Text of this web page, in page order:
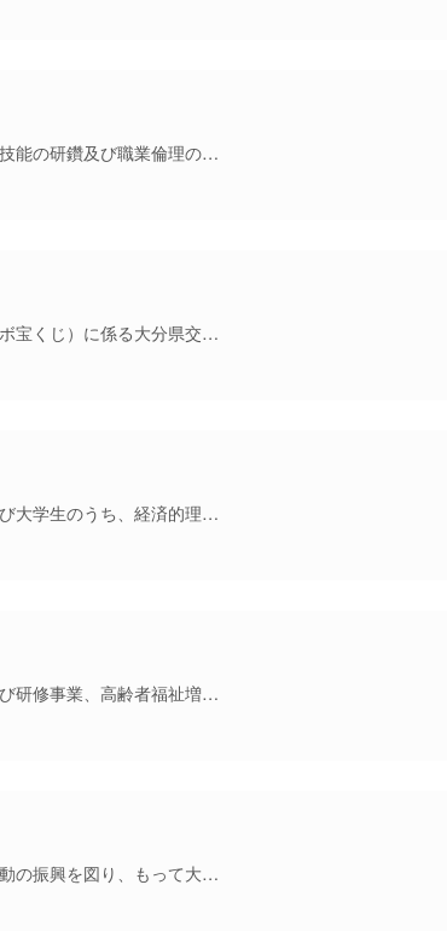
能の研鑽及び職業倫理の…
宝くじ）に係る大分県交…
大学生のうち、経済的理…
研修事業、高齢者福祉増…
の振興を図り、もって大…